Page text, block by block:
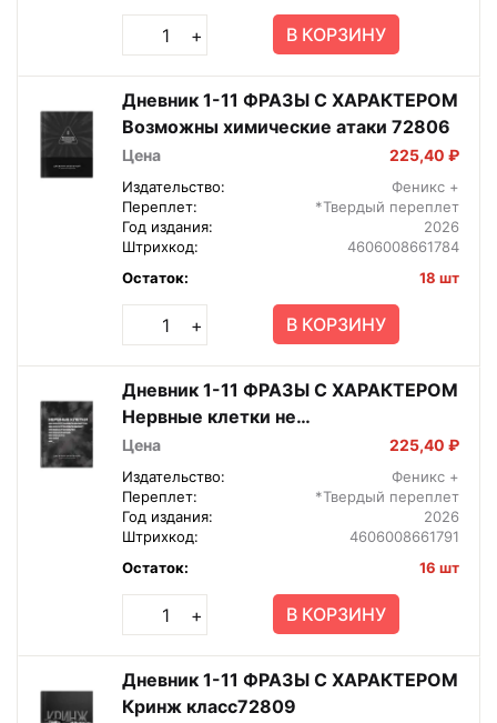
+ В КОРЗИНУ
Дневник 1-11 ФРАЗЫ С ХАРАКТЕРОМ
Возможны химические атаки 72806
Цена 225,40 ₽
Издательство:
Феникс +
Переплет:
*Твердый переплет
Год издания:
2026
Штрихкод:
4606008661784
Остаток:
18 шт
+ В КОРЗИНУ
Дневник 1-11 ФРАЗЫ С ХАРАКТЕРОМ
Нервные клетки не
восстанавливаются 72807
Цена 225,40 ₽
Издательство:
Феникс +
Переплет:
*Твердый переплет
Год издания:
2026
Штрихкод:
4606008661791
Остаток:
16 шт
+ В КОРЗИНУ
Дневник 1-11 ФРАЗЫ С ХАРАКТЕРОМ
Кринж класс72809